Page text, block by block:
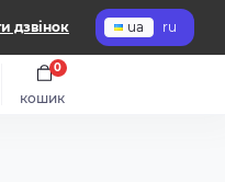
дзвінок ua ru
кошик
0